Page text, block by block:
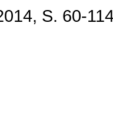
S. 60-